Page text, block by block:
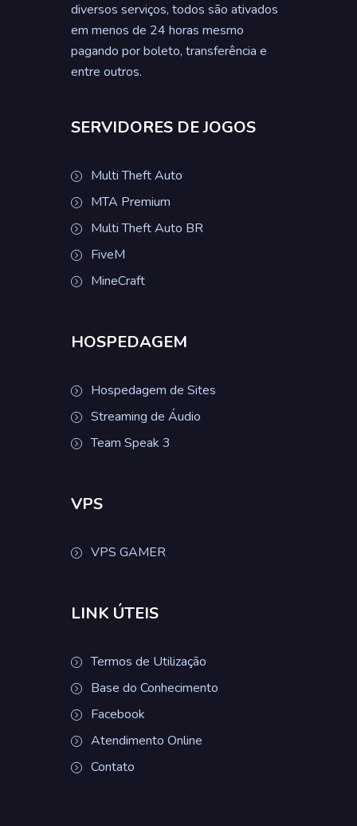
diversos serviços, todos são ativados
em menos de 24 horas mesmo
pagando por boleto, transferência e
entre outros.
SERVIDORES DE JOGOS
Multi Theft Auto
MTA Premium
Multi Theft Auto BR
FiveM
MineCraft
HOSPEDAGEM
Hospedagem de Sites
Streaming de Áudio
Team Speak 3
VPS
VPS GAMER
LINK ÚTEIS
Termos de Utilização
Base do Conhecimento
Facebook
Atendimento Online
Contato